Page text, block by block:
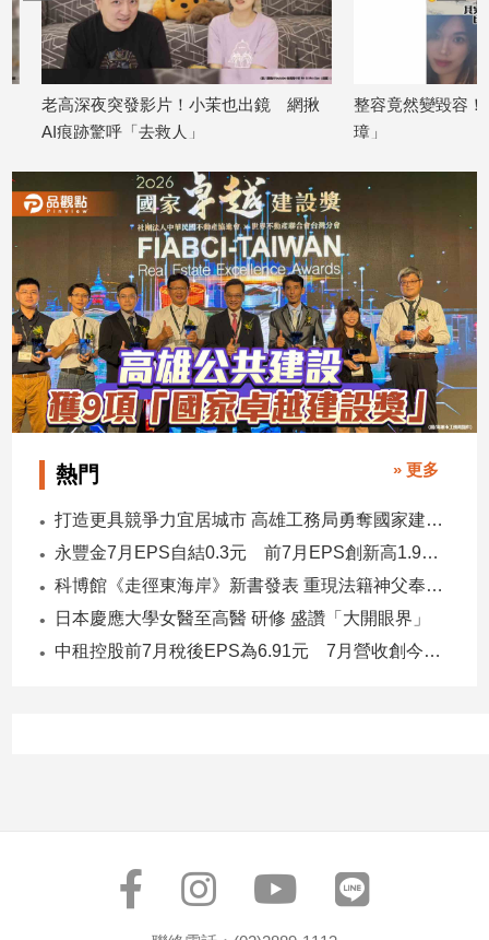
築/
室
內
設
計
旅
食
命
理
消
費
健
康/
感
藝
／
文
老高深夜突發影片！小茉也出鏡 網揪
AI痕跡驚呼「去救人」
整容竟然變毀容！正
璋」
熱門 » 更多
打造更具競爭力宜居城市 高雄工務局勇奪國家建築界9大獎
永豐金7月EPS自結0.3元 前7月EPS創新高1.96元！
科博館《走徑東海岸》新書發表 重現法籍神父奉獻足跡與歷史日記
日本慶應大學女醫至高醫 研修 盛讚「大開眼界」
中租控股前7月稅後EPS為6.91元 7月營收創今年新高